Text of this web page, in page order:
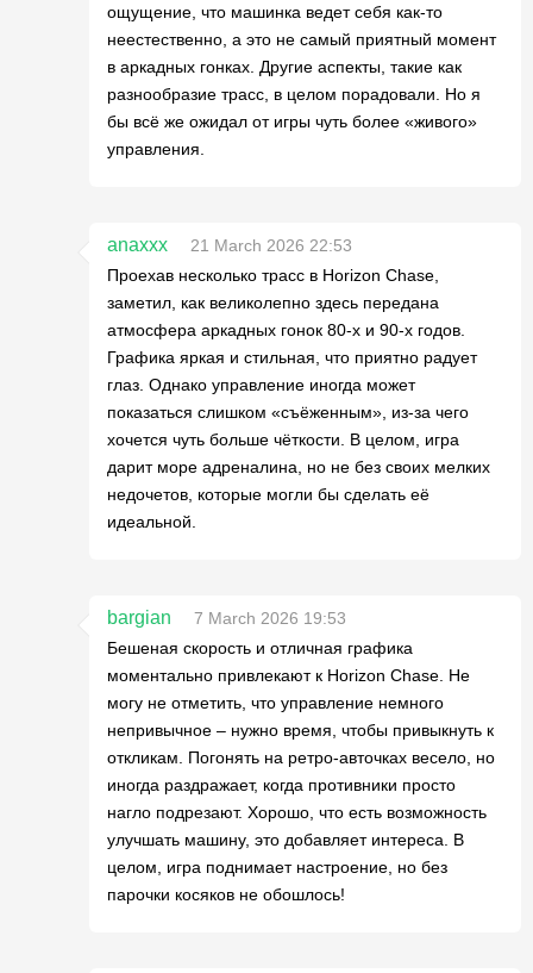
ощущение, что машинка ведет себя как-то
неестественно, а это не самый приятный момент
в аркадных гонках. Другие аспекты, такие как
разнообразие трасс, в целом порадовали. Но я
бы всё же ожидал от игры чуть более «живого»
управления.
anaxxx
21 March 2026 22:53
Проехав несколько трасс в Horizon Chase,
заметил, как великолепно здесь передана
атмосфера аркадных гонок 80-х и 90-х годов.
Графика яркая и стильная, что приятно радует
глаз. Однако управление иногда может
показаться слишком «съёженным», из-за чего
хочется чуть больше чёткости. В целом, игра
дарит море адреналина, но не без своих мелких
недочетов, которые могли бы сделать её
идеальной.
bargian
7 March 2026 19:53
Бешеная скорость и отличная графика
моментально привлекают к Horizon Chase. Не
могу не отметить, что управление немного
непривычное – нужно время, чтобы привыкнуть к
откликам. Погонять на ретро-авточках весело, но
иногда раздражает, когда противники просто
нагло подрезают. Хорошо, что есть возможность
улучшать машину, это добавляет интереса. В
целом, игра поднимает настроение, но без
парочки косяков не обошлось!